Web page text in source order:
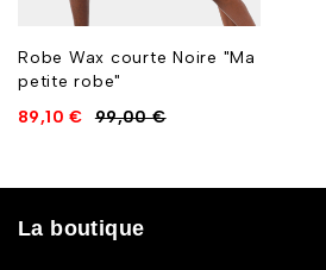
Robe Wax courte Noire "Ma
petite robe"
99,00€
89,10€
La boutique